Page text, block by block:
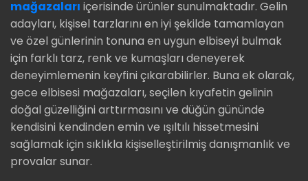
mağazaları içerisinde ürünler sunulmaktadır. Gelin
adayları, kişisel tarzlarını en iyi şekilde tamamlayan
ve özel günlerinin tonuna en uygun elbiseyi bulmak
için farklı tarz, renk ve kumaşları deneyerek
deneyimlemenin keyfini çıkarabilirler. Buna ek olarak,
gece elbisesi mağazaları, seçilen kıyafetin gelinin
doğal güzelliğini arttırmasını ve düğün gününde
kendisini kendinden emin ve ışıltılı hissetmesini
sağlamak için sıklıkla kişiselleştirilmiş danışmanlık ve
provalar sunar.